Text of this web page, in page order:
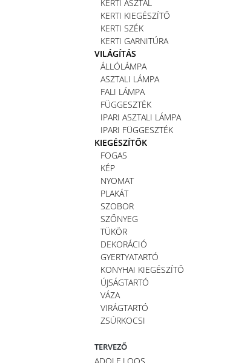
KERTI ASZTAL
KERTI KIEGÉSZÍTŐ
KERTI SZÉK
KERTI GARNITÚRA
VILÁGÍTÁS
ÁLLÓLÁMPA
ASZTALI LÁMPA
FALI LÁMPA
FÜGGESZTÉK
IPARI ASZTALI LÁMPA
IPARI FÜGGESZTÉK
KIEGÉSZÍTŐK
FOGAS
KÉP
NYOMAT
PLAKÁT
SZOBOR
SZŐNYEG
TÜKÖR
DEKORÁCIÓ
GYERTYATARTÓ
KONYHAI KIEGÉSZÍTŐ
ÚJSÁGTARTÓ
VÁZA
VIRÁGTARTÓ
ZSÚRKOCSI
TERVEZŐ
ADOLF LOOS